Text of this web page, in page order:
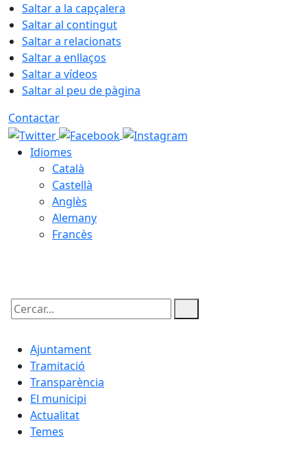
Saltar a la capçalera
Saltar al contingut
Saltar a relacionats
Saltar a enllaços
Saltar a vídeos
Saltar al peu de pàgina
Contactar
Idiomes
Català
Castellà
Anglès
Alemany
Francès
Cercar:
Ajuntament
Tramitació
Transparència
El municipi
Actualitat
Temes